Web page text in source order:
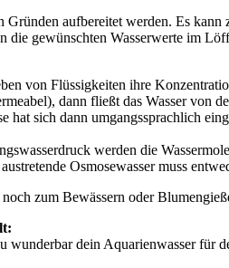
Gründen aufbereitet werden. Es
die gewünschten Wasserwerte im
von Flüssigkeiten ihre
dann fließt das Wasser
hat sich dann umgangssprachlich
werden die
Osmosewasser muss
zum Bewässern oder
wunderbar dein Aquarienwasser für